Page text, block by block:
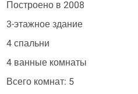
Построено в 2008
3-этажное здание
4 спальни
4 ванные комнаты
Всего комнат: 5